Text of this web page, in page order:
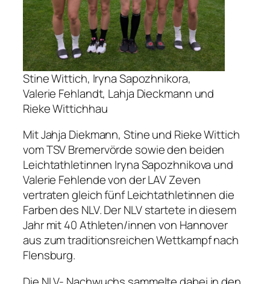
Stine Wittich, Iryna Sapozhnikora,
Valerie Fehlandt, Lahja Dieckmann und
Rieke Wittichhau
Mit Jahja Diekmann, Stine und Rieke Wittich
vom TSV Bremervörde sowie den beiden
Leichtathletinnen Iryna Sapozhnikova und
Valerie Fehlende von der LAV Zeven
vertraten gleich fünf Leichtathletinnen die
Farben des NLV. Der NLV startete in diesem
Jahr mit 40 Athleten/innen von Hannover
aus zum traditionsreichen Wettkampf nach
Flensburg.